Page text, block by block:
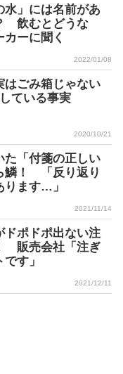
水」には名前があ
飲むとどうな
ーに聞く
2022/01/08
はごみ箱じゃない
ている事実
2020/10/21
た「付箋の正しい
鱗！ 「反り返り
ります…」
2021/11/14
ドポドポ出ない注
販売会社「注ぎ
す」
2021/12/11